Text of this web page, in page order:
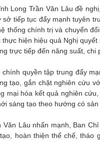
Long Trần Văn Lâu đề
tiếp tục đẩy mạnh tuyên
thống chính trị và chuyển
hiện hiệu quả Nghị
trực tiếp đến năng suất,
chính quyền tập trung đẩy
tạo, gắn chặt nghiên cứu
mại hóa kết quả nghiên
sáng tạo theo hướng có
Lâu nhấn mạnh, Ban
hoàn thiện thể chế,